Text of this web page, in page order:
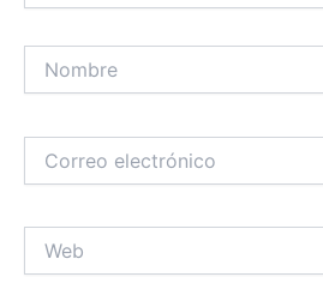
electrónico